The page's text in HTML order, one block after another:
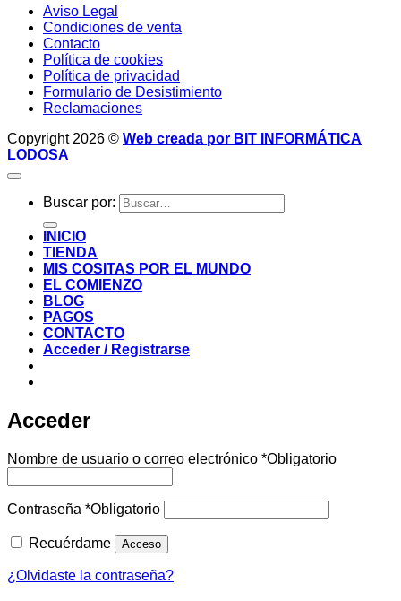
Aviso Legal
Condiciones de venta
Contacto
Política de cookies
Política de privacidad
Formulario de Desistimiento
Reclamaciones
Copyright 2026 © Web creada por BIT INFORMÁTICA
LODOSA
Buscar por:
INICIO
TIENDA
MIS COSITAS POR EL MUNDO
EL COMIENZO
BLOG
PAGOS
CONTACTO
Acceder / Registrarse
Acceder
Nombre de usuario o correo electrónico *Obligatorio
Contraseña *Obligatorio
Recuérdame Acceso
¿Olvidaste la contraseña?